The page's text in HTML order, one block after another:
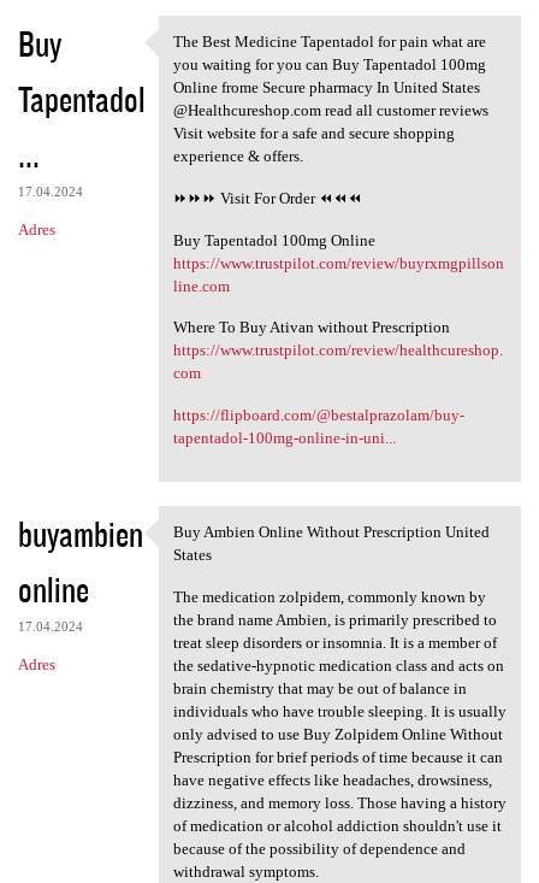
Buy
Tapentadol
...
17.04.2024
Adres
The Best Medicine Tapentadol
The Best Medicine Tapentadol for pain what are
you waiting for you can Buy Tapentadol 100mg
Online frome Secure pharmacy In United States
@Healthcureshop.com read all customer reviews
Visit website for a safe and secure shopping
experience & offers.
⏩⏩⏩ Visit For Order ⏪⏪⏪
Buy Tapentadol 100mg Online
https://www.trustpilot.com/review/buyrxmgpillson
line.com
Where To Buy Ativan without Prescription
https://www.trustpilot.com/review/healthcureshop.
com
https://flipboard.com/@bestalprazolam/buy-
tapentadol-100mg-online-in-uni...
buyambien
online
17.04.2024
Adres
Buy Ambien Online Without
Buy Ambien Online Without Prescription United
States
The medication zolpidem, commonly known by
the brand name Ambien, is primarily prescribed to
treat sleep disorders or insomnia. It is a member of
the sedative-hypnotic medication class and acts on
brain chemistry that may be out of balance in
individuals who have trouble sleeping. It is usually
only advised to use Buy Zolpidem Online Without
Prescription for brief periods of time because it can
have negative effects like headaches, drowsiness,
dizziness, and memory loss. Those having a history
of medication or alcohol addiction shouldn't use it
because of the possibility of dependence and
withdrawal symptoms.